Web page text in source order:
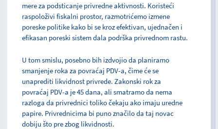
mere za podsticanje privredne aktivnosti. Koristeći
raspoloživi fiskalni prostor, razmotrićemo izmene
poreske politike kako bi se kroz efektivan, ujednačen i
efikasan poreski sistem dala podrška privrednom rastu.
U tom smislu, posebno bih izdvojio da planiramo
smanjenje roka za povraćaj PDV-a, čime će se
unaprediti likvidnost privrede. Zakonski rok za
povraćaj PDV-a je 45 dana, ali smatramo da nema
razloga da privrednici toliko čekaju ako imaju uredne
papire. Privrednicima bi puno značilo da taj novac
dobiju što pre zbog likvidnosti.